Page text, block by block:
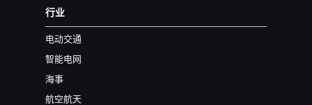
行业
电动交通
智能电网
海事
航空航天